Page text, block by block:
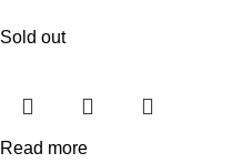
Sold out
Read more